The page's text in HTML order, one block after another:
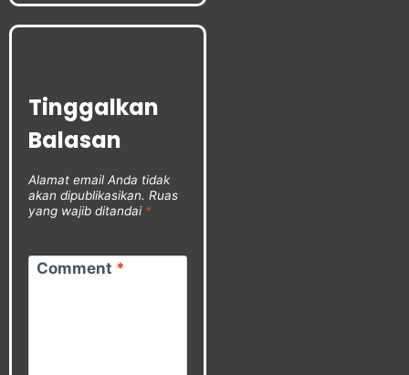
Tinggalkan
Balasan
Alamat email Anda tidak
akan dipublikasikan. Ruas
yang wajib ditandai *
Comment *